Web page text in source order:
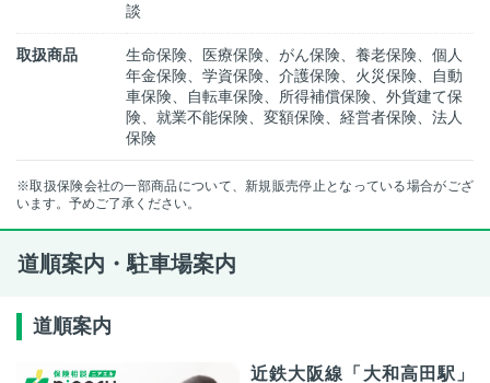
談
取扱商品
生命保険、医療保険、がん保険、養老保険、個人
年金保険、学資保険、介護保険、火災保険、自動
車保険、自転車保険、所得補償保険、外貨建て保
険、就業不能保険、変額保険、経営者保険、法人
保険
※取扱保険会社の一部商品について、新規販売停止となっている場合がござ
います。予めご了承ください。
道順案内・駐車場案内
道順案内
近鉄大阪線「大和高田駅」